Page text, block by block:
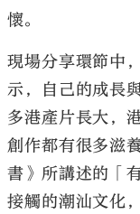
懷。
現場分享環節中
示，自己的成長
多港產片長大，
創作都有很多滋
書》所講述的「
接觸的潮汕文化